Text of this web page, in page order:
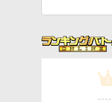
1
----